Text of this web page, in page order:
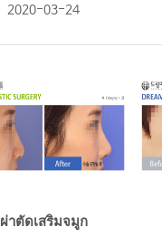
2020-03-24
ผ่าตัดเสริมจมูก